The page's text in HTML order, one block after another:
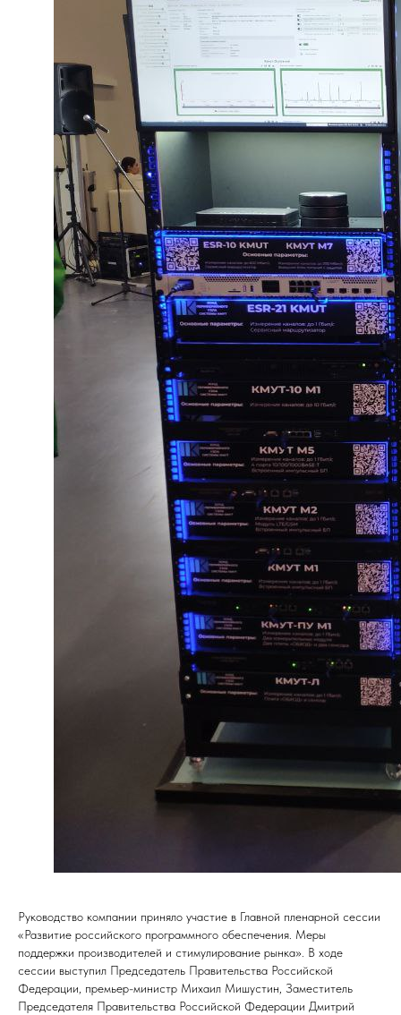
Руководство компании приняло участие в Главной пленарной сессии
«Развитие российского программного обеспечения. Меры
поддержки производителей и стимулирование рынка». В ходе
сессии выступил Председатель Правительства Российской
Федерации, премьер-министр Михаил Мишустин, Заместитель
Председателя Правительства Российской Федерации Дмитрий